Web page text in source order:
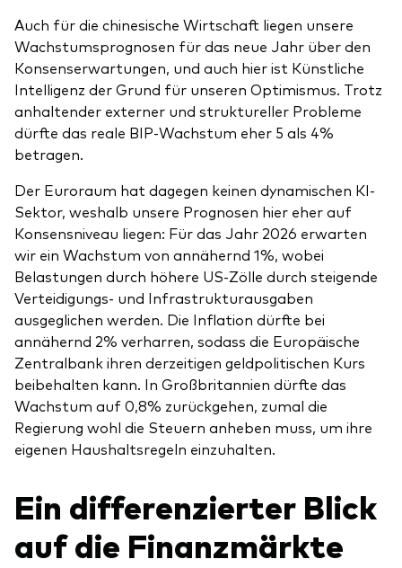
Auch für die chinesische Wirtschaft liegen unsere
Wachstumsprognosen für das neue Jahr über den
Konsenserwartungen, und auch hier ist Künstliche
Intelligenz der Grund für unseren Optimismus. Trotz
anhaltender externer und struktureller Probleme
dürfte das reale BIP-Wachstum eher 5 als 4%
betragen.
Der Euroraum hat dagegen keinen dynamischen KI-
Sektor, weshalb unsere Prognosen hier eher auf
Konsensniveau liegen: Für das Jahr 2026 erwarten
wir ein Wachstum von annähernd 1%, wobei
Belastungen durch höhere US-Zölle durch steigende
Verteidigungs- und Infrastrukturausgaben
ausgeglichen werden. Die Inflation dürfte bei
annähernd 2% verharren, sodass die Europäische
Zentralbank ihren derzeitigen geldpolitischen Kurs
beibehalten kann. In Großbritannien dürfte das
Wachstum auf 0,8% zurückgehen, zumal die
Regierung wohl die Steuern anheben muss, um ihre
eigenen Haushaltsregeln einzuhalten.
Ein differenzierter Blick
auf die Finanzmärkte